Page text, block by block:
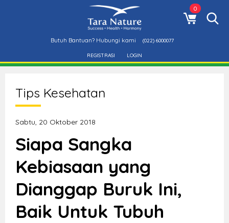
0
Butuh Bantuan? Hubungi kami (022) 6000077
REGISTRASI LOGIN
Tips Kesehatan
Sabtu, 20 Oktober 2018
Siapa Sangka
Kebiasaan yang
Dianggap Buruk Ini,
Baik Untuk Tubuh